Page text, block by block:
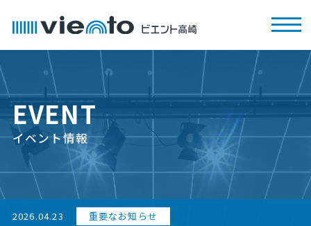
EVENT
イベント情報
2026.04.23
重要なお知らせ